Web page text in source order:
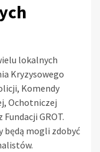
lokalnych
Kryzysowego
Komendy
Ochotniczej
GROT.
będą mogli zdobyć